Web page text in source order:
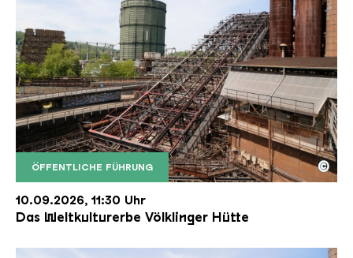
ÖFFENTLICHE FÜHRUNG
Der Erzschrägaufzug der Völklinger Hütte mit
Copyright: Weltkulturerbe Völklinger Hütte | Karl
©
10.09.2026, 11:30 Uhr
Das Weltkulturerbe Völklinger Hütte